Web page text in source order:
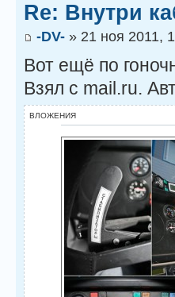
Re: Внутри
-DV- » 21 ноя 2011,
Вот ещё по
Взял с mail.ru.
ВЛОЖЕНИЯ